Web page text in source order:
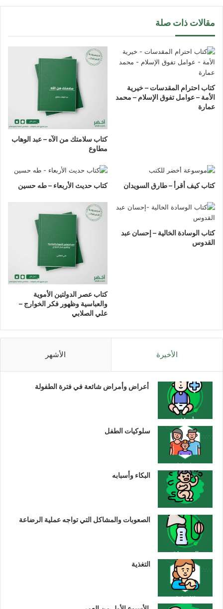
مقالات ذات صلة
كتاب احترام المقدسات – خيرية
الأمة – عوامل تفوق الإسلام – محمد
عمارة
كتاب سلامتك من الآه – عبد الوهاب
مطاوع
كتاب كيف أقرأ – طارق السويدان كتاب حديث الأربعاء – طه حسين
كتاب الوسادة الخالية – إحسان عبد
القدوس
كتاب عصر الدولتين الأموية
والعباسية وظهور فكر الخوارج –
علي الصلابي
الأخيرة الأشهر
أعراض وأمراض شائعة في فترة الطفولة
سلوكيات الطفل
البكاء وأسبابه
الصعوبات والمشاكل التي تواجه عملية الرضاعة
التغذية